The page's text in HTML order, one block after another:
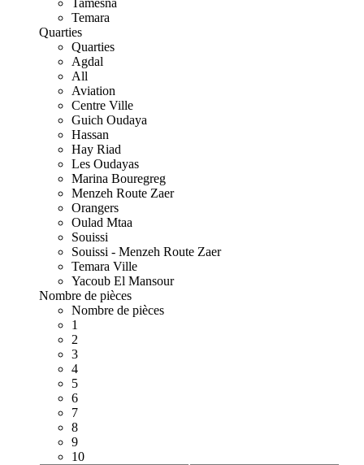
Tamesna
Temara
Quarties
Quarties
Agdal
All
Aviation
Centre Ville
Guich Oudaya
Hassan
Hay Riad
Les Oudayas
Marina Bouregreg
Menzeh Route Zaer
Orangers
Oulad Mtaa
Souissi
Souissi - Menzeh Route Zaer
Temara Ville
Yacoub El Mansour
Nombre de pièces
Nombre de pièces
1
2
3
4
5
6
7
8
9
10